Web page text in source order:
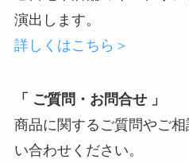
演出します。
詳しくはこちら＞
「 ご質問・お問合せ 」
商品に関するご質問やご
い合わせください。